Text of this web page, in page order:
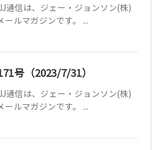
通信は、ジェー・ジョンソン(株)
ールマガジンです。 ...
号（2023/7/31）
通信は、ジェー・ジョンソン(株)
ールマガジンです。 ...